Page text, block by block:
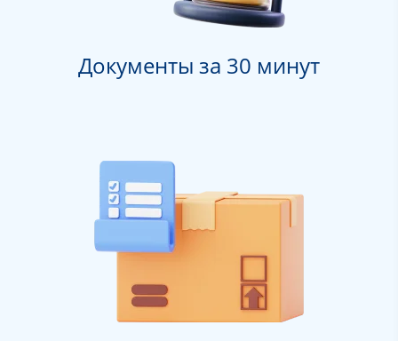
Документы за 30 минут